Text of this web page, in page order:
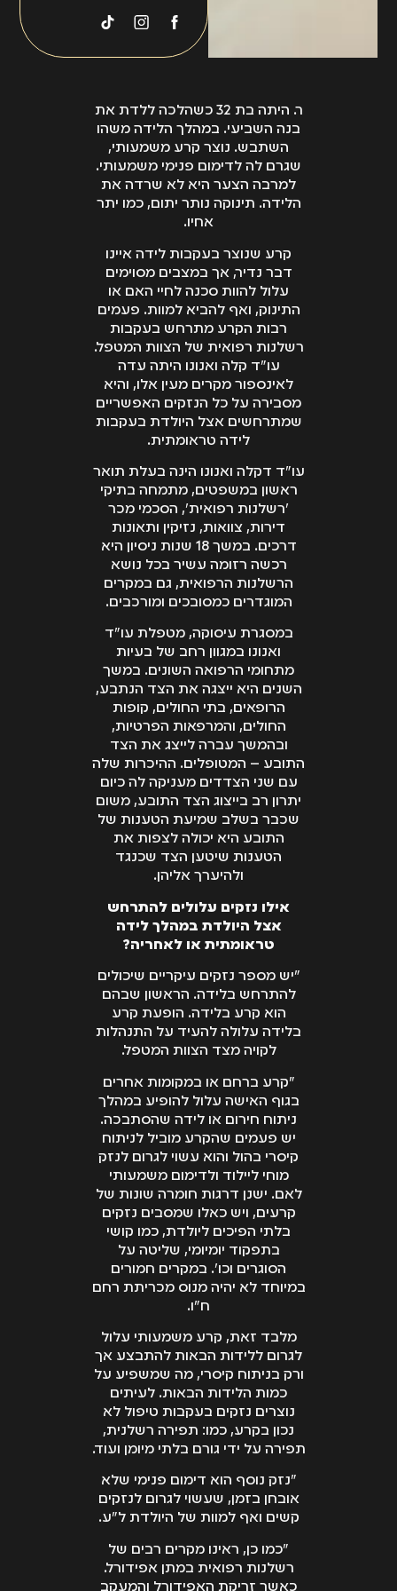
הגופניים והנפשיים
אישה שנאלצו לכרות
את רחמה בעקבות
קרע ברחם. הפיצוי
שקיבלה משקף את כל
המכלול, כולל הידיעה
מומים ביילוד. חשוב
חודשים לפני
הצטרפות תינוק חדש
למשפחה, והיא יעילה
עד לשבוע השישי.
במידה והרופא לא
הורה לאישה בגיל
פוריות ליטול חומצה
מום, ניתן לתבוע אותו
על רשלנות".
ר. היתה בת 32 כשהלכה ללדת את
בנה השביעי. במהלך הלידה משהו
השתבש. נוצר קרע משמעותי,
שגרם לה לדימום פנימי משמעותי.
למרבה הצער היא לא שרדה את
הלידה. תינוקה נותר יתום, כמו יתר
אחיו.
קרע שנוצר בעקבות לידה איינו
דבר נדיר, אך במצבים מסוימים
עלול להוות סכנה לחיי האם או
התינוק, ואף להביא למוות. פעמים
רבות הקרע מתרחש בעקבות
רשלנות רפואית של הצוות המטפל.
עו"ד קלה ואנונו היתה עדה
לאינספור מקרים מעין אלו, והיא
מסבירה על כל הנזקים האפשריים
שמתרחשים אצל היולדת בעקבות
לידה טראומתית.
עו"ד דקלה ואנונו הינה בעלת תואר
ראשון במשפטים, מתמחה בתיקי
'רשלנות רפואית', הסכמי מכר
דירות, צוואות, נזיקין ותאונות
דרכים. במשך 18 שנות ניסיון היא
רכשה רזומה עשיר בכל נושא
הרשלנות הרפואית, גם במקרים
המוגדרים כמסובכים ומורכבים.
במסגרת עיסוקה, מטפלת עו"ד
ואנונו במגוון רחב של בעיות
מתחומי הרפואה השונים. במשך
השנים היא ייצגה את הצד הנתבע,
הרופאים, בתי החולים, קופות
החולים, והמרפאות הפרטיות,
ובהמשך עברה לייצג את הצד
התובע – המטופלים. ההיכרות שלה
עם שני הצדדים מעניקה לה כיום
יתרון רב בייצוג הצד התובע, משום
שכבר בשלב שמיעת הטענות של
התובע היא יכולה לצפות את
הטענות שיטען הצד שכנגד
ולהיערך אליהן.
אילו נזקים עלולים להתרחש
אצל היולדת במהלך לידה
טראומתית או לאחריה?
"יש מספר נזקים עיקריים שיכולים
להתרחש בלידה. הראשון שבהם
הוא קרע בלידה. הופעת קרע
בלידה עלולה להעיד על התנהלות
לקויה מצד הצוות המטפל.
"קרע ברחם או במקומות אחרים
בגוף האישה עלול להופיע במהלך
ניתוח חירום או לידה שהסתבכה.
יש פעמים שהקרע מוביל לניתוח
קיסרי בהול והוא עשוי לגרום לנזק
מוחי ליילוד ולדימום משמעותי
לאם. ישנן דרגות חומרה שונות של
קרעים, ויש כאלו שמסבים נזקים
בלתי הפיכים ליולדת, כמו קושי
בתפקוד יומיומי, שליטה על
הסוגרים וכו'. במקרים חמורים
במיוחד לא יהיה מנוס מכריתת רחם
ח"ו.
מלבד זאת, קרע משמעותי עלול
לגרום ללידות הבאות להתבצע אך
ורק בניתוח קיסרי, מה שמשפיע על
כמות הלידות הבאות. לעיתים
נוצרים נזקים בעקבות טיפול לא
נכון בקרע, כמו: תפירה רשלנית,
תפירה על ידי גורם בלתי מיומן ועוד.
"נזק נוסף הוא דימום פנימי שלא
אובחן בזמן, שעשוי לגרום לנזקים
קשים ואף למוות של היולדת ל"ע.
"כמו כן, ראינו מקרים רבים של
רשלנות רפואית במתן אפידורל.
כאשר זריקת האפידורל והמעקב